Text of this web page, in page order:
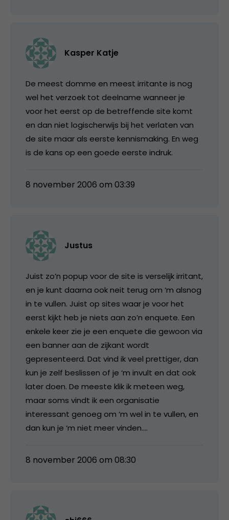
Kasper Katje
De meest domme en meest irritante is nog
wel het verzoek tot deelname wanneer je
voor het eerst op de betreffende site komt
en dan niet logischerwijs bij het verlaten van
de site maar als eerste kennismaking. En weg
is de kans op een goede eerste indruk.
8 november 2006 om 03:39
Justus
Juist zo’n popup voor de site is verselijk irritant,
en je kunt daarna ook neit terug om ‘m alsnog
in te vullen. Juist op sites waar je voor het
eerst kijkt heb je niets aan zo’n enquete. Een
enkele keer zie je een enquete die gewoon via
een banner aan de zijkant wordt
gepresenteerd. Dat vind ik veel prettiger, dan
kun je zelf beslissen of je ‘m invult en dat ook
later doen. De meeste klik ik meteen weg,
maar soms vindt ik een organisatie
interessant genoeg om ‘m wel in te vullen, en
dan kun je ‘m niet meer vinden….
8 november 2006 om 08:30